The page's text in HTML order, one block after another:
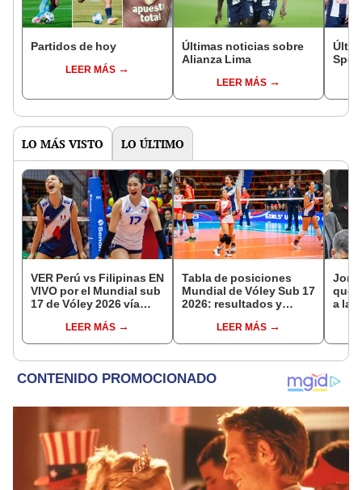
Partidos de hoy
LEER MÁS
Últimas noticias sobre
Alianza Lima
LEER MÁS
LO MÁS VISTO LO ÚLTIMO
VER Perú vs Filipinas EN
VIVO por el Mundial sub
17 de Vóley 2026 vía
LEER MÁS
Tabla de posiciones
Mundial de Vóley Sub 17
2026: resultados y
de gruposLEER MÁS
que
a la